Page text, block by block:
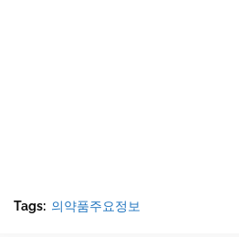
Tags: 의약품주요정보